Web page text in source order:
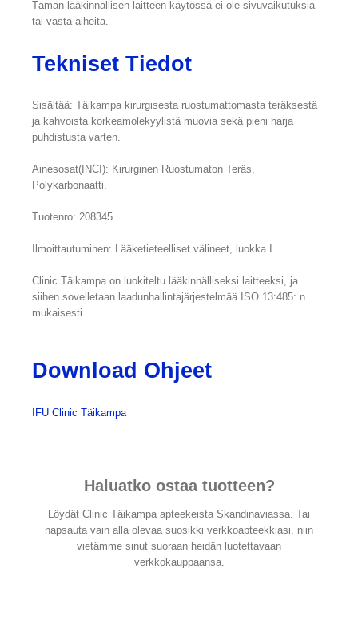
Tämän lääkinnällisen laitteen käytössä ei ole sivuvaikutuksia
tai vasta-aiheita.
Tekniset Tiedot
Sisältää: Täikampa kirurgisesta ruostumattomasta teräksestä
ja kahvoista korkeamolekyylistä muovia sekä pieni harja
puhdistusta varten.
Ainesosat(INCI): Kirurginen Ruostumaton Teräs,
Polykarbonaatti.
Tuotenro: 208345
Ilmoittautuminen: Lääketieteelliset välineet, luokka I
Clinic Täikampa on luokiteltu lääkinnälliseksi laitteeksi, ja
siihen sovelletaan laadunhallintajärjestelmää ISO 13:485: n
mukaisesti.
Download Ohjeet
IFU Clinic Täikampa
Haluatko ostaa tuotteen?
Löydät Clinic Täikampa apteekeista Skandinaviassa. Tai
napsauta vain alla olevaa suosikki verkkoapteekkiasi, niin
vietämme sinut suoraan heidän luotettavaan
verkkokauppaansa.